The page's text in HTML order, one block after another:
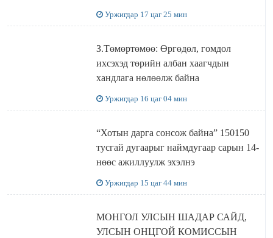
Уржигдар 17 цаг 25 мин
З.Төмөртөмөө: Өргөдөл, гомдол
ихсэхэд төрийн албан хаагчдын
хандлага нөлөөлж байна
Уржигдар 16 цаг 04 мин
“Хотын дарга сонсож байна” 150150
тусгай дугаарыг наймдугаар сарын 14-
нөөс ажиллуулж эхэлнэ
Уржигдар 15 цаг 44 мин
МОНГОЛ УЛСЫН ШАДАР САЙД,
УЛСЫН ОНЦГОЙ КОМИССЫН